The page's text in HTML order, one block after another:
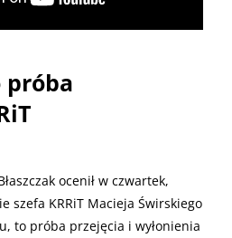
próba
ocenił w czwartek,
szefa KRRiT Macieja Świrskiego
to próba przejęcia i wyłonienia